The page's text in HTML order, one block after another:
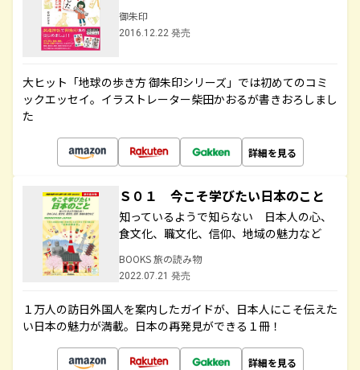
御朱印
2016.12.22 発売
大ヒット「地球の歩き方 御朱印シリーズ」では初めてのコミ
ックエッセイ。イラストレーター柴田かおるが書きおろしまし
た
詳細を見る
Ｓ０１ 今こそ学びたい日本のこと
知っているようで知らない 日本人の心、
食文化、職文化、信仰、地域の魅力など
BOOKS 旅の読み物
2022.07.21 発売
１万人の訪日外国人を案内したガイドが、日本人にこそ伝えた
い日本の魅力が満載。日本の再発見ができる１冊！
詳細を見る